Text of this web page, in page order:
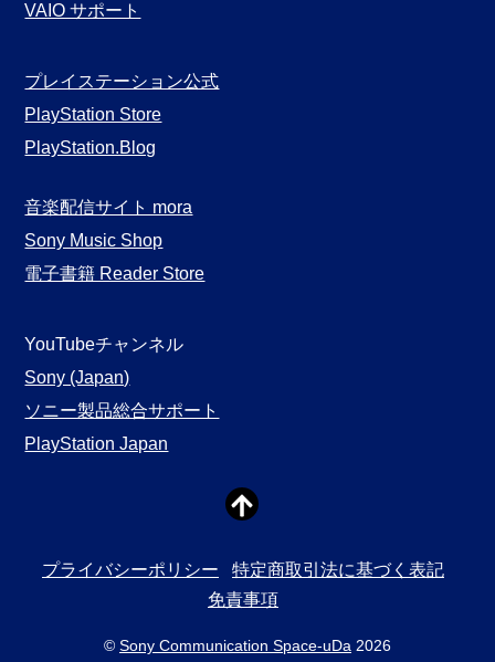
VAIO サポート
プレイステーション公式
PlayStation Store
PlayStation.Blog
音楽配信サイト mora
Sony Music Shop
電子書籍 Reader Store
YouTubeチャンネル
Sony (Japan)
ソニー製品総合サポート
PlayStation Japan
プライバシーポリシー
特定商取引法に基づく表記
免責事項
© Sony Communication Space-uDa 2026